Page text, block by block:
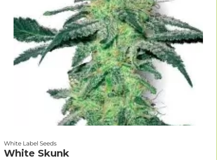
White Label Seeds
White Skunk